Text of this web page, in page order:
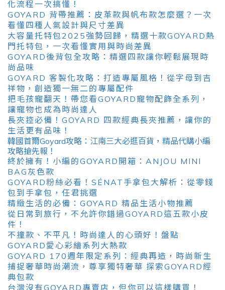
化流程一次搞懂！
GOYARD 背帶推薦：皮革款與帆布款怎麼選？一次
看懂四種人氣設計與尺寸差異
大容量托特包2025強勢回歸，精選十款GOYARD熱
門托特包，一次看懂實用與時尚差異
GOYARD後背包全攻略：精選四款讓你輕鬆展現時
尚品味
GOYARD 客製化攻略：打造專屬風格！從字母到吉
祥物，創造獨一無二的專屬配件
把毛孩寵翻天！帶您看GOYARD寵物配飾全系列，
讓寵物也成為時尚達人
長夾控必備！GOYARD 四款經典長夾推薦，讓你的
生活更有品味！
韓國首爾Goyard攻略：江南三大必逛百貨，精品代購小編
攻略搶先報！
終於擁有！小編的GOYARD開箱：ANJOU MINI
BAG灰色款
GOYARD粉絲必看！SÉNAT手拿包大解析：從零錢
包到手拿包，任君挑選
精緻生活的必備：GOYARD 精品生活小物推薦
從日常到旅行，不允許你錯過GOYARD這五款小皮
件！
不撞款、不平凡！時尚達人的心頭好！盤點
GOYARD愛心彩繪系列大熱款
GOYARD 170週年限定系列：經典再造，時尚新生
捕捉奢華時尚潮流，尊享獨特奢華 探索GOYARD經
典包款
台灣沒有GOYARD專賣店，但你可以這樣購買！